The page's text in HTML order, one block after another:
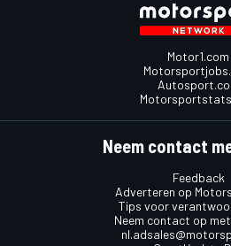
Motor1.com
Neem contact
Feedback
Adverteren op
Tips voor
Neem contact op